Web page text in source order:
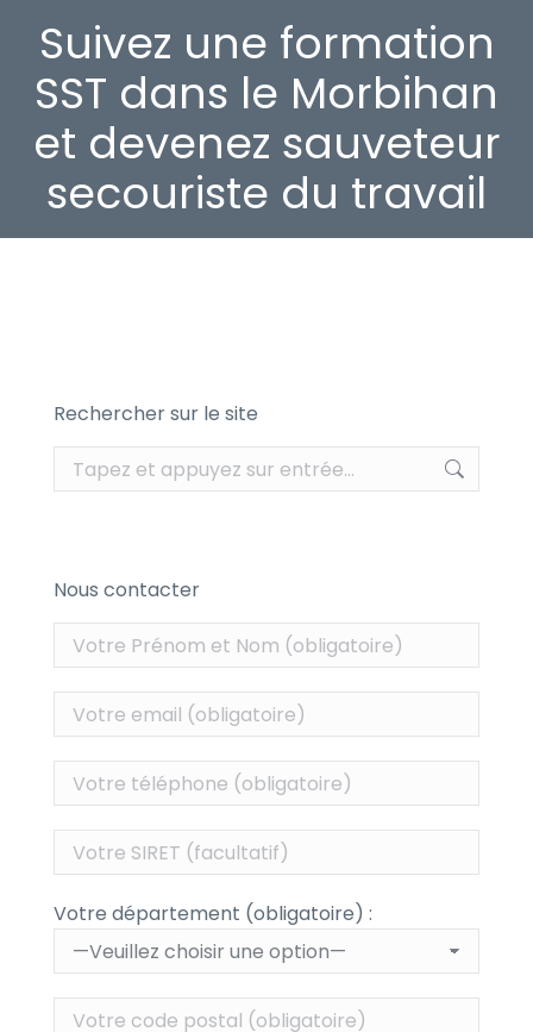
Suivez une formation
SST dans le Morbihan
et devenez sauveteur
secouriste du travail
Rechercher sur le site
Recherche
:
Nous contacter
Votre département (obligatoire) :